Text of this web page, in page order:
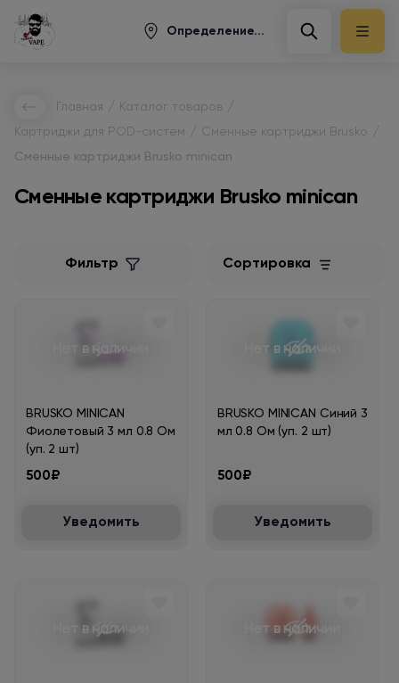
Определение...
Главная Каталог товаров
Картриджи для POD-систем Сменные картриджи Brusko
Сменные картриджи Brusko minican
Сменные картриджи Brusko minican
Фильтр Сортировка
Нет в наличии
BRUSKO MINICAN
Фиолетовый 3 мл 0.8 Ом
(уп. 2 шт)
500₽
Уведомить
Нет в наличии
BRUSKO MINICAN Синий 3
мл 0.8 Ом (уп. 2 шт)
500₽
Уведомить
Нет в наличии Нет в наличии